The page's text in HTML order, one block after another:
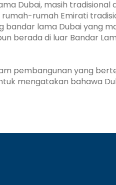
Dubai, masih tradisional
rumah Emirati
lama Dubai yang
berada di luar Bandar
pembangunan yang
mengatakan bahawa